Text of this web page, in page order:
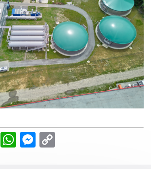
EmailWhatsApp
Messenger